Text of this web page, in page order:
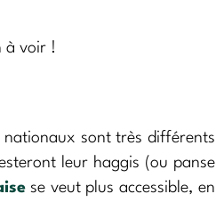
à voir !
nationaux sont très différents
leur haggis (ou panse
se veut plus accessible, en